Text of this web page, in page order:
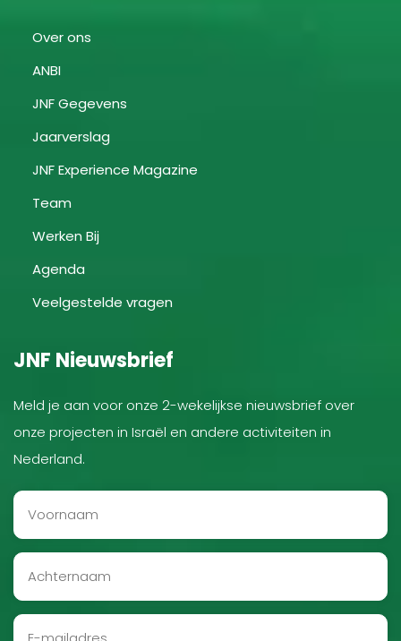
Over ons
ANBI
JNF Gegevens
Jaarverslag
JNF Experience Magazine
Team
Werken Bij
Agenda
Veelgestelde vragen
JNF Nieuwsbrief
Meld je aan voor onze 2-wekelijkse nieuwsbrief over
onze projecten in Israël en andere activiteiten in
Nederland.